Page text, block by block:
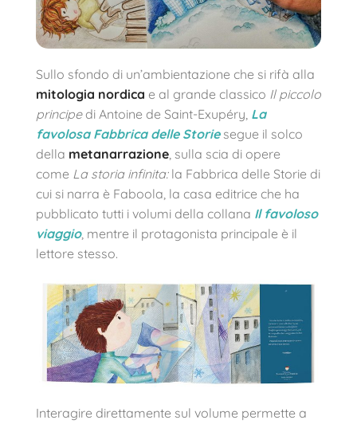
Sullo sfondo di un’ambientazione che si rifà alla
mitologia nordica e al grande classico Il piccolo
principedi Antoine de Saint-Exupéry, La
favolosa Fabbrica delle Storiesegue il solco
della metanarrazione , sulla scia di opere
come La storia infinita: la Fabbrica delle Storie di
cui si narra è Faboola, la casa editrice che ha
pubblicato tutti i volumi della collana Il favoloso
viaggio, mentre il protagonista principale è il
lettore stesso.
Interagire direttamente sul volume permette a